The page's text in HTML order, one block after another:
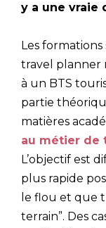
y a une vraie
Les
travel planner
à un BTS
partie
matières
au métier de
L’objectif est
plus rapide
le flou et que
terrain”. Des